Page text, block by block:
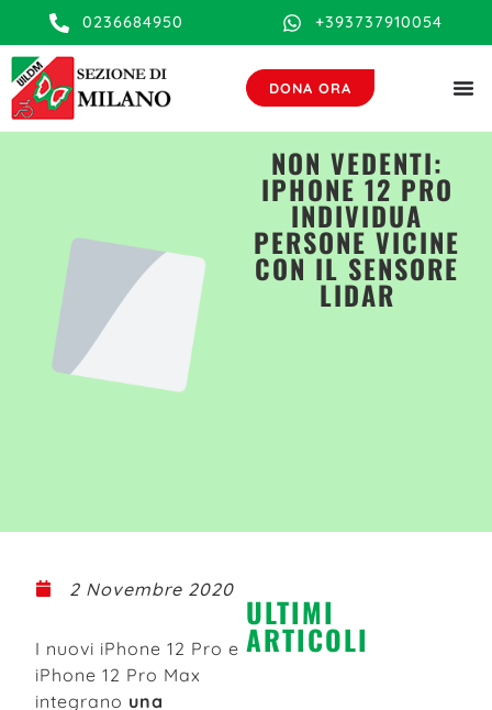
contenuto0236684950 +393737910054
DONA ORA
NON VEDENTI:
IPHONE 12 PRO
INDIVIDUA
PERSONE VICINE
CON IL SENSORE
LIDAR
2 Novembre 2020
I nuovi iPhone 12 Pro e
iPhone 12 Pro Max
integrano una
ULTIMI
ARTICOLI